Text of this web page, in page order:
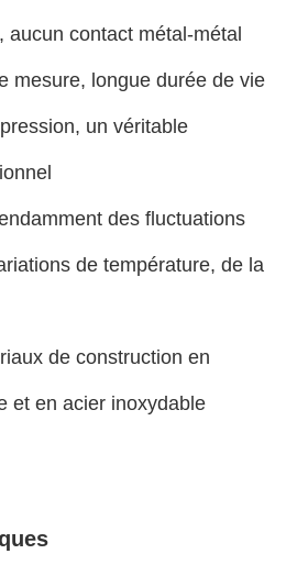
aucun contact métal-métal
mesure, longue durée de vie
un véritable
des fluctuations
de température, de la
de construction en
et en acier inoxydable